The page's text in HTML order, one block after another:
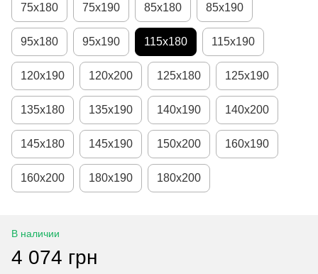
75х180 75х190 85х180 85х190
95х180 95х190 115х180 115х190
120х190 120х200 125х180 125х190
135х180 135х190 140х190 140х200
145х180 145х190 150х200 160х190
160х200 180х190 180х200
В наличии
4 074 грн